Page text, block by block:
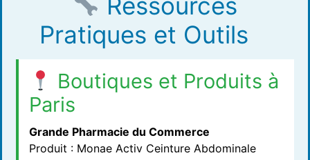
Pratiques et Outils
Boutiques et Produits à
Paris
Grande Pharmacie du Commerce
Produit : Monae Activ Ceinture Abdominale